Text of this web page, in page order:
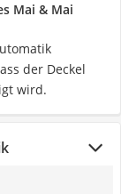
Mai & Mai
der Deckel
wird.